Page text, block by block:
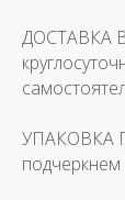
ДОСТАВКА
УПАКОВКА
подчеркнем